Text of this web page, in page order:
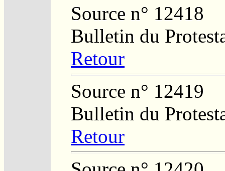
Source n° 12418
Bulletin du
Retour
Source n° 12419
Bulletin du
Retour